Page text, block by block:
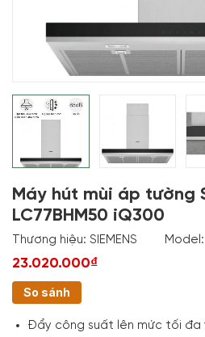
Máy hút mùi áp tường
LC77BHM50 iQ300
Thương hiệu: SIEMENS Model:
23.020.000₫
So sánh
Đẩy công suất lên mức tối